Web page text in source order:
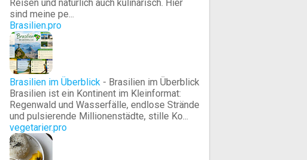
Reisen und natürlich auch kulinarisch. Hier
sind meine pe...
Brasilien.pro
Brasilien im Überblick - Brasilien im Überblick
Brasilien ist ein Kontinent im Kleinformat:
Regenwald und Wasserfälle, endlose Strände
und pulsierende Millionenstädte, stille Ko...
vegetarier.pro